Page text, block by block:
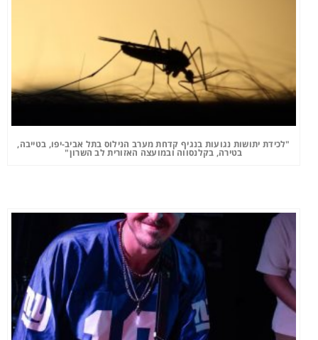
"לכידת יתושות נגועות בנגיף קדחת מערב הנילוס בתל אביב-יפו, בטייבה,
בטירה, בקלנסווה ובמועצה האזורית לב השרון"